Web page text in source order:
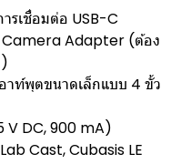
รเชื่อมต่อ USB-C
Camera Adapter (ต้อง
าท์พุตขนาดเล็กแบบ 4 ขั้ว
V DC, 900 mA)
Cast, Cubasis LE